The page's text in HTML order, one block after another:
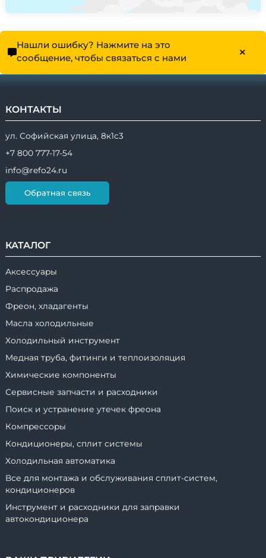
Нашли ошибку? Нажмите на это
сообщение, чтобы связаться с нами
КОНТАКТЫ
ул. Софийская улица, 8к1с3
+7 800 777-17-54
info@refo24.ru
Обратная связь
КАТАЛОГ
Аксессуары
Распродажа
Фреон, хладагенты
Масла холодильные
Холодильный инструмент
Медная труба, фитинги и теплоизоляция
Химические компоненты
Сервисные запчасти и расходники
Поиск и устранение утечек фреона
Компрессоры
Кондиционеры, сплит системы
Холодильная автоматика
Все для монтажа и обслуживания сплит-систем,
кондиционеров
Инструмент и расходники для заправки
автокондиционера